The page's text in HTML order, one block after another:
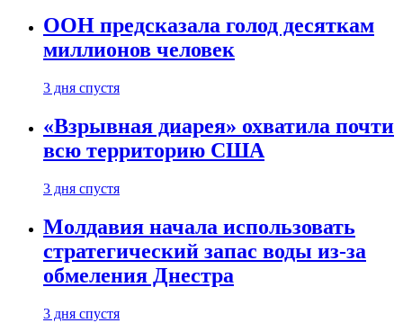
ООН предсказала голод десяткам
миллионов человек
3 дня спустя
«Взрывная диарея» охватила почти
всю территорию США
3 дня спустя
Молдавия начала использовать
стратегический запас воды из-за
обмеления Днестра
3 дня спустя